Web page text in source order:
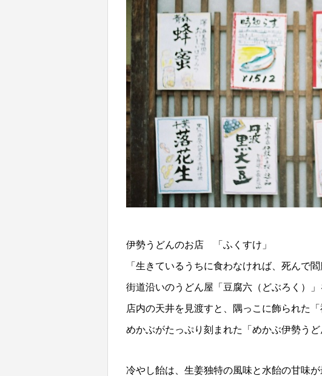
伊勢うどんのお店 「ふくすけ」
「生きているうちに食わなければ、死んで
街道沿いのうどん屋「豆腐六（どぶろく）
店内の天井を見渡すと、隅っこに飾られた
めかぶがたっぷり刻まれた「めかぶ伊勢う
冷やし飴は、生姜独特の風味と水飴の甘味